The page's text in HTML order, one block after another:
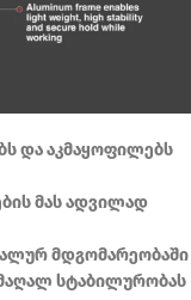
და აკმაყოფილებს
მას ადვილად
მდგომარეობაში
სტაბილურობას